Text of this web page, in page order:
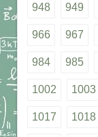
948 949
966 967
984 985
1002 1003
1017 1018